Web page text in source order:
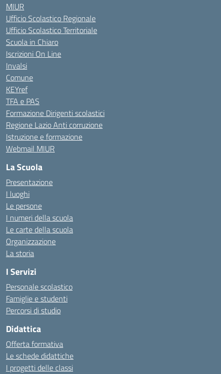
MIUR
Ufficio Scolastico Regionale
Ufficio Scolastico Territoriale
Scuola in Chiaro
Iscrizioni On Line
Invalsi
Comune
KEYref
TFA e PAS
Formazione Dirigenti scolastici
Regione Lazio Anti corruzione
Istruzione e formazione
Webmail MIUR
La Scuola
Presentazione
I luoghi
Le persone
I numeri della scuola
Le carte della scuola
Organizzazione
La storia
I Servizi
Personale scolastico
Famiglie e studenti
Percorsi di studio
Didattica
Offerta formativa
Le schede didattiche
I progetti delle classi